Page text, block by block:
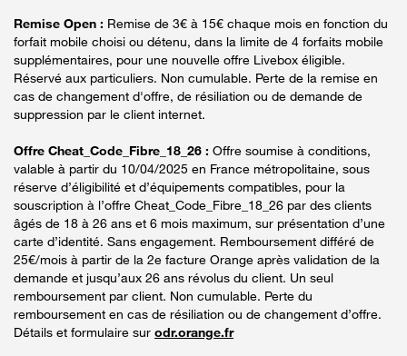
Remise Open : Remise de 3€ à 15€ chaque mois en fonction du
forfait mobile choisi ou détenu, dans la limite de 4 forfaits mobile
supplémentaires, pour une nouvelle offre Livebox éligible.
Réservé aux particuliers. Non cumulable. Perte de la remise en
cas de changement d'offre, de résiliation ou de demande de
suppression par le client internet.
Offre Cheat_Code_Fibre_18_26 : Offre soumise à conditions,
valable à partir du 10/04/2025 en France métropolitaine, sous
réserve d’éligibilité et d’équipements compatibles, pour la
souscription à l’offre Cheat_Code_Fibre_18_26 par des clients
âgés de 18 à 26 ans et 6 mois maximum, sur présentation d’une
carte d’identité. Sans engagement. Remboursement différé de
25€/mois à partir de la 2e facture Orange après validation de la
demande et jusqu’aux 26 ans révolus du client. Un seul
remboursement par client. Non cumulable. Perte du
remboursement en cas de résiliation ou de changement d’offre.
Détails et formulaire sur odr.orange.fr